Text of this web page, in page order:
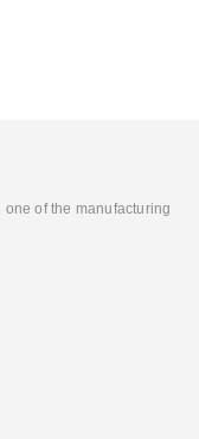
of the manufacturing